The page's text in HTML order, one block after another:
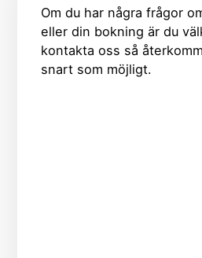
Om du har några frågor
eller din bokning är du
kontakta oss så
snart som möjligt.